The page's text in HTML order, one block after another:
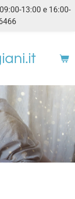
13:00 e 16:00-